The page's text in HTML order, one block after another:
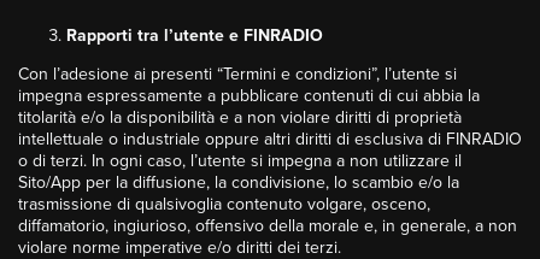
Rapporti tra l’utente e FINRADIO
Con l’adesione ai presenti “Termini e condizioni”, l’utente si
impegna espressamente a pubblicare contenuti di cui abbia la
titolarità e/o la disponibilità e a non violare diritti di proprietà
intellettuale o industriale oppure altri diritti di esclusiva di FINRADIO
o di terzi. In ogni caso, l’utente si impegna a non utilizzare il
Sito/App per la diffusione, la condivisione, lo scambio e/o la
trasmissione di qualsivoglia contenuto volgare, osceno,
diffamatorio, ingiurioso, offensivo della morale e, in generale, a non
violare norme imperative e/o diritti dei terzi.